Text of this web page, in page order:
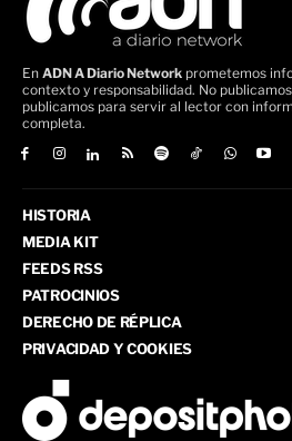
En ADN A Diario Network prometemos
contexto y responsabilidad. No
publicamos para servir al lector con
completa.
HISTORIA
MEDIA KIT
FEEDS RSS
PATROCINIOS
DERECHO DE RÉPLICA
PRIVACIDAD Y COOKIES